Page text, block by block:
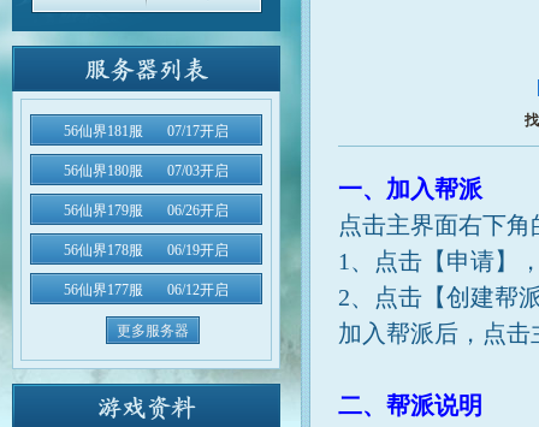
56仙界181服 07/17开启
56仙界180服 07/03开启
56仙界179服 06/26开启
56仙界178服 06/19开启
56仙界177服 06/12开启
更多服务器
一、加入帮派
点击主界面右下
1、点击【申请】
2、点击【创建帮
加入帮派后，点
二、帮派说明